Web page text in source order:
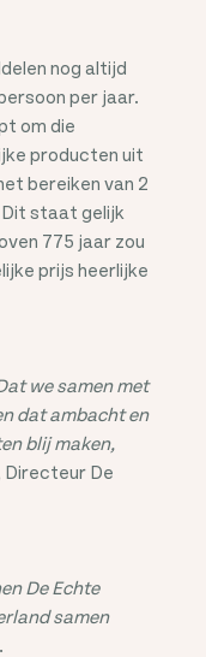
nog altijd
per jaar.
om die
producten uit
bereiken van 2
staat gelijk
775 jaar zou
prijs heerlijke
we samen met
dat ambacht en
blij maken,
Directeur De
De Echte
samen